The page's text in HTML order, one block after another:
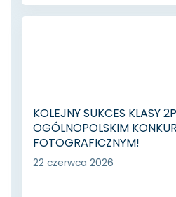
KOLEJNY SUKCES KLASY
OGÓLNOPOLSKIM
FOTOGRAFICZNYM!
22 czerwca 2026